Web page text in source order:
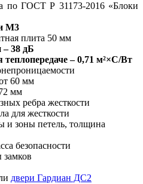
по ГОСТ Р 31173-2016 «Блоки
М3
плита 50 мм
– 38 дБ
теплопередаче – 0,71 м²×С/Вт
60 мм
мм
ребра жесткости
для жесткости
и зоны петель, толщина
безопасности
замков
двери Гардиан ДС2